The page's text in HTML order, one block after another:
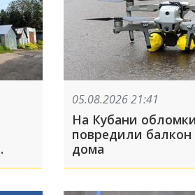
05.08.2026 21:41
На Кубани
повредили балкон
дома